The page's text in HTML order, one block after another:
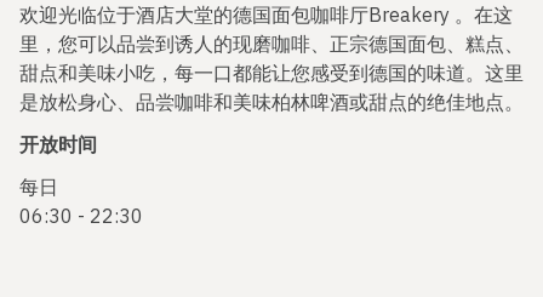
欢迎光临位于酒店大堂的德国面包咖啡厅Breakery 。在这
里，您可以品尝到诱人的现磨咖啡、正宗德国面包、糕点、
甜点和美味小吃，每一口都能让您感受到德国的味道。这里
是放松身心、品尝咖啡和美味柏林啤酒或甜点的绝佳地点。
开放时间
每日
06:30 - 22:30